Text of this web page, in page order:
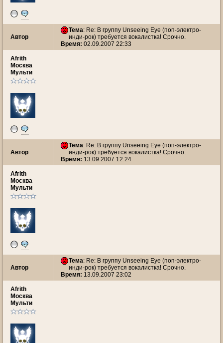
Автор
Тема: Re: В группу Unseeing Eye (поп-электро-
инди-рок) требуется вокалистка! Срочно.
Время: 02.09.2007 22:33
Afrith
Москва
Мульти
Автор
Тема: Re: В группу Unseeing Eye (поп-электро-
инди-рок) требуется вокалистка! Срочно.
Время: 13.09.2007 12:24
Afrith
Москва
Мульти
Автор
Тема: Re: В группу Unseeing Eye (поп-электро-
инди-рок) требуется вокалистка! Срочно.
Время: 13.09.2007 23:02
Afrith
Москва
Мульти